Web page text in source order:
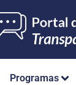
Programas